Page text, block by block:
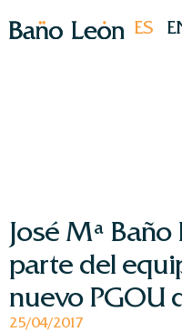
ES
José Mª
parte del
nuevo PGOU
25/04/2017